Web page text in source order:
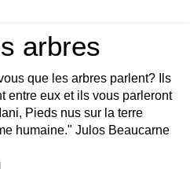
arbres
que les arbres parlent? Ils
entre eux et ils vous parleront
Pieds nus sur la terre
humaine." Julos Beaucarne